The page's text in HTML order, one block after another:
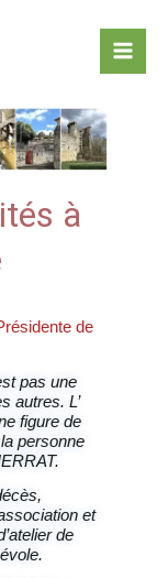
à
de
pas une
autres. L’
figure de
personne
et
de